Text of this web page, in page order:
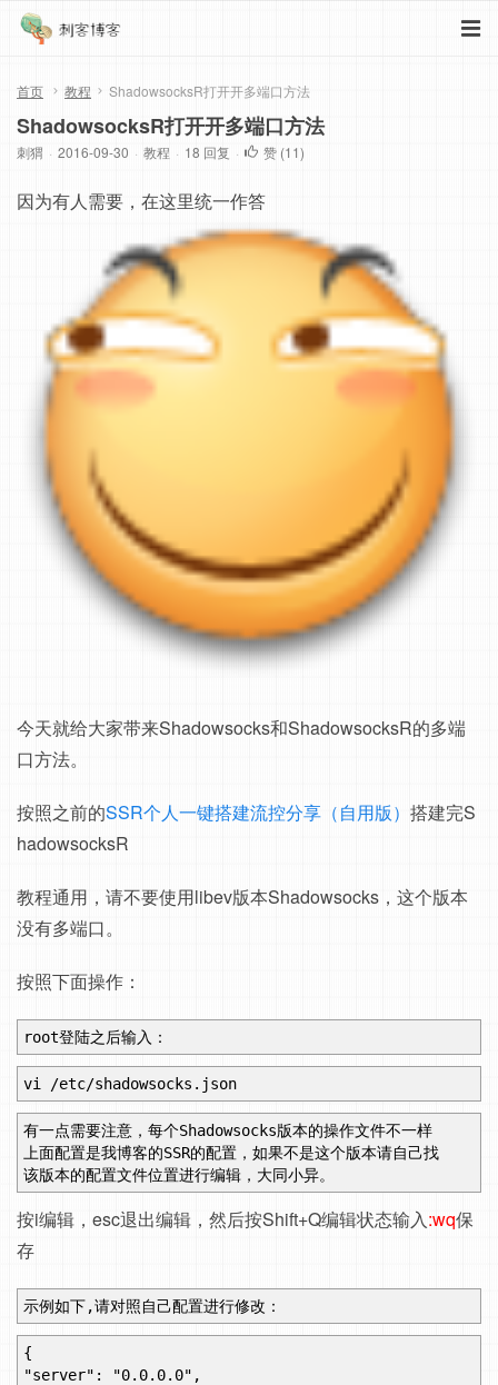
首页 教程 ShadowsocksR打开开多端口方法
ShadowsocksR打开开多端口方法
刺猬 · 2016-09-30 · 教程 · 18 回复 · 赞 (11)
因为有人需要，在这里统一作答
今天就给大家带来Shadowsocks和ShadowsocksR的多端
口方法。
按照之前的SSR个人一键搭建流控分享（自用版） 搭建完S
hadowsocksR
教程通用，请不要使用libev版本Shadowsocks，这个版本
没有多端口。
按照下面操作：
root登陆之后输入：
vi /etc/shadowsocks.json
有一点需要注意，每个Shadowsocks版本的操作文件不一样
上面配置是我博客的SSR的配置，如果不是这个版本请自己找
该版本的配置文件位置进行编辑，大同小异。
按i编辑，esc退出编辑，然后按Shift+Q编辑状态输入:wq保
存
示例如下,请对照自己配置进行修改：
{
"server": "0.0.0.0",